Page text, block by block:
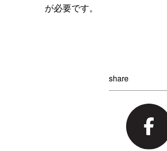
が必要です。
share